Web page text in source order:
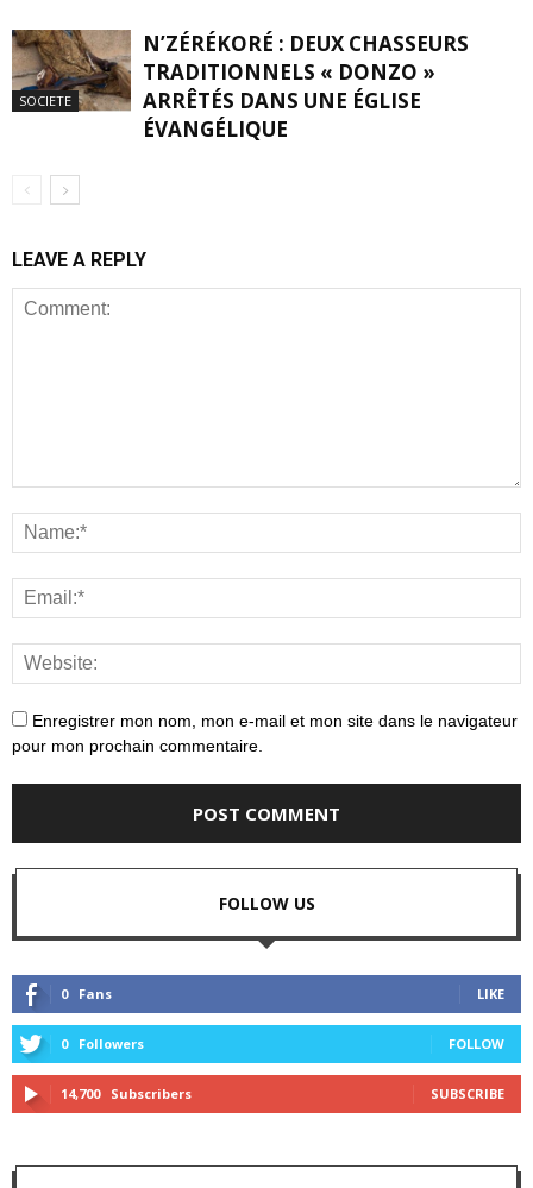
SOCIETE
N’ZÉRÉKORÉ : DEUX CHASSEURS
TRADITIONNELS « DONZO »
ARRÊTÉS DANS UNE ÉGLISE
ÉVANGÉLIQUE
LEAVE A REPLY
Enregistrer mon nom, mon e-mail et mon site dans le navigateur
pour mon prochain commentaire.
FOLLOW US
0 Fans LIKE
0 Followers FOLLOW
14,700 Subscribers SUBSCRIBE